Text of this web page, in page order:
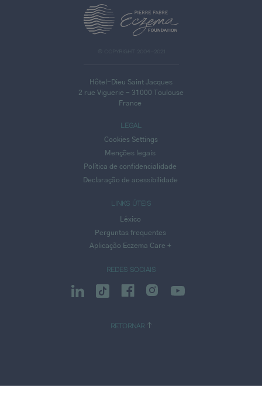
© COPYRIGHT 2004–2021
Hôtel-Dieu Saint Jacques
2 rue Viguerie - 31000 Toulouse
France
LINKS ÚTEIS
Léxico
Perguntas frequentes
Aplicação Eczema Care +
LEGAL
Cookies Settings
Menções legais
Política de confidencialidade
Declaração de acessibilidade
REDES SOCIAIS
RETORNAR